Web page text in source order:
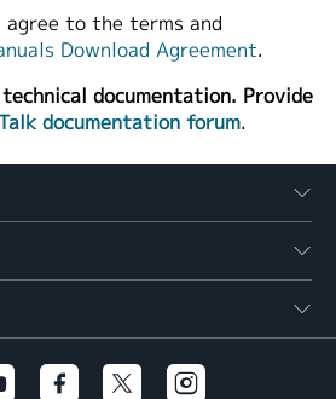
agree to the terms and
Download Agreement.
documentation. Provide
documentation forum.